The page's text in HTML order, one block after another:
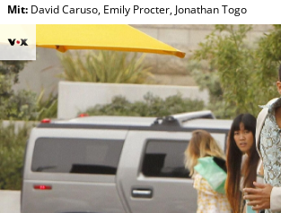
Mit: David Caruso, Emily Procter, Jonathan Togo